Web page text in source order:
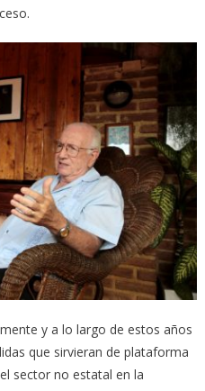
y a lo largo de estos años
que sirvieran de plataforma
sector no estatal en la